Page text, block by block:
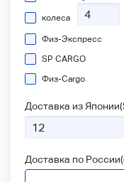
колеса
Физ-Экспресс
SP CARGO
Физ-Сargo
Доставка из Японии(
Доставка по России(